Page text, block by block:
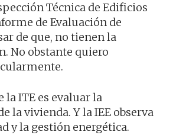
Técnica de Edificios
de Evaluación de
de que, no tienen la
No obstante quiero
la ITE es evaluar la
la vivienda. Y la IEE observa
y la gestión energética.